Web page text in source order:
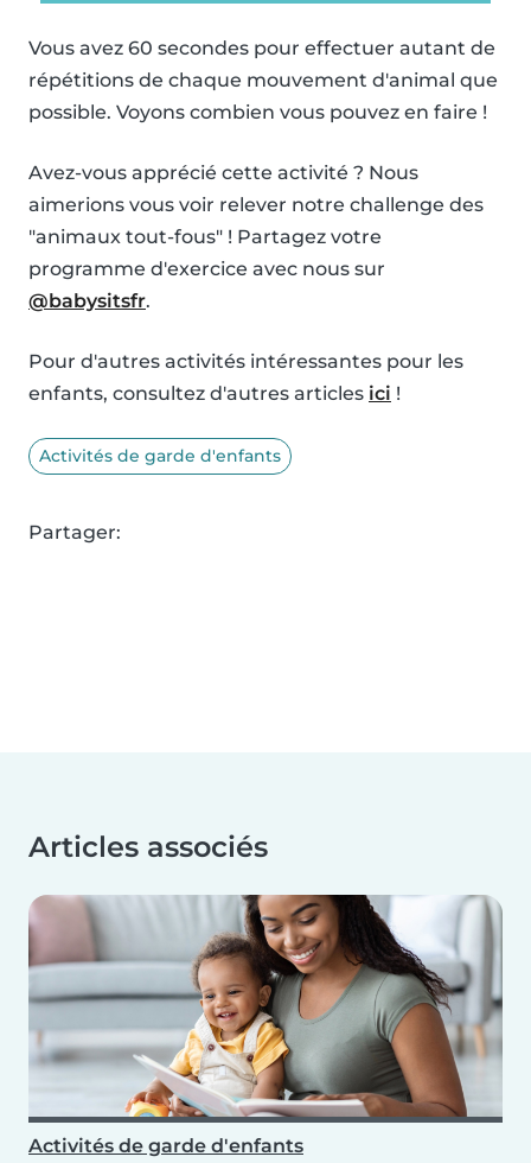
Vous avez 60 secondes pour effectuer autant de
répétitions de chaque mouvement d'animal que
possible. Voyons combien vous pouvez en faire !
Avez-vous apprécié cette activité ? Nous
aimerions vous voir relever notre challenge des
"animaux tout-fous" ! Partagez votre
programme d'exercice avec nous sur
@babysitsfr.
Pour d'autres activités intéressantes pour les
enfants, consultez d'autres articles ici !
Activités de garde d'enfants
Partager:
Articles associés
Activités de garde d'enfants